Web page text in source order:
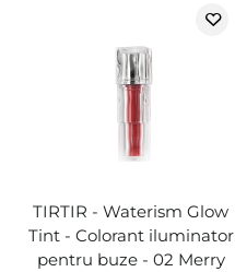
TIRTIR - Waterism Glow
Tint - Colorant iluminator
pentru buze - 02 Merry